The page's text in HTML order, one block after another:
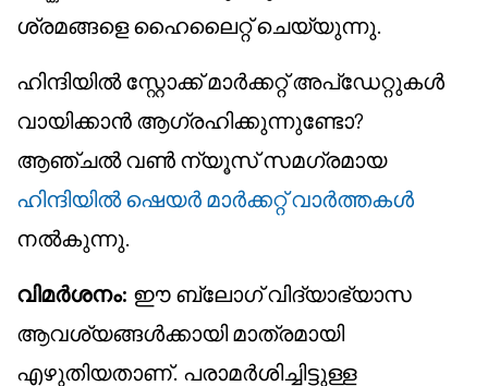
ശ്രമങ്ങളെ ഹൈലൈറ്റ് ചെയ്യുന്നു.
ഹിന്ദിയിൽ സ്റ്റോക്ക് മാർക്കറ്റ് അപ്‌ഡേറ്റുകൾ
വായിക്കാൻ ആഗ്രഹിക്കുന്നുണ്ടോ?
ആഞ്ചൽ വൺ ന്യൂസ് സമഗ്രമായ
ഹിന്ദിയിൽ ഷെയർ മാർക്കറ്റ് വാർത്തകൾ
നൽകുന്നു.
വിമർശനം: ഈ ബ്ലോഗ് വിദ്യാഭ്യാസ
ആവശ്യങ്ങൾക്കായി മാത്രമായി
എഴുതിയതാണ്. പരാമർശിച്ചിട്ടുള്ള